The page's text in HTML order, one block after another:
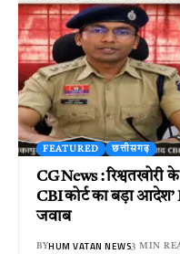
FEATURED छत्तीसगढ़
CG News : रिश्वतखोरी
CBI कोर्ट का बड़ा आदेश’
जवाब
BYHUM VATAN NEWS3 MIN